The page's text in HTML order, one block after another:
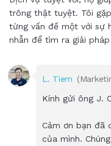
trông thật tuyệt. Tôi
từng vấn đề một với sự
nhẫn để tìm ra giải
L. Tiem
Kính gửi ông J.
Cảm ơn bạn đã
của mình.